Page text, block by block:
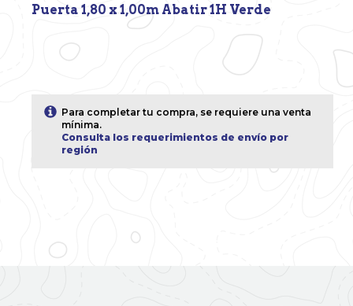
Puerta 1,80 x 1,00m Abatir 1H Verde
Para completar tu compra, se requiere una venta
mínima.
Consulta los requerimientos de envío por
región